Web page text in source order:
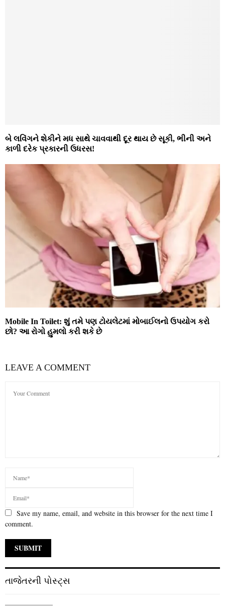
બે લવિંગને શેકીને મધ સાથે ચાવવાથી દૂર થાય છે સૂકી, ભીની અને
કાળી દરેક પ્રકારની ઉધરસ!
Mobile In Toilet: શું તમે પણ ટોયલેટમાં મોબાઈલનો ઉપયોગ કરો
છો? આ રોગો હુમલો કરી શકે છે
LEAVE A COMMENT
Save my name, email, and website in this browser for the next time I
comment.
તાજેતરની પોસ્ટ્સ